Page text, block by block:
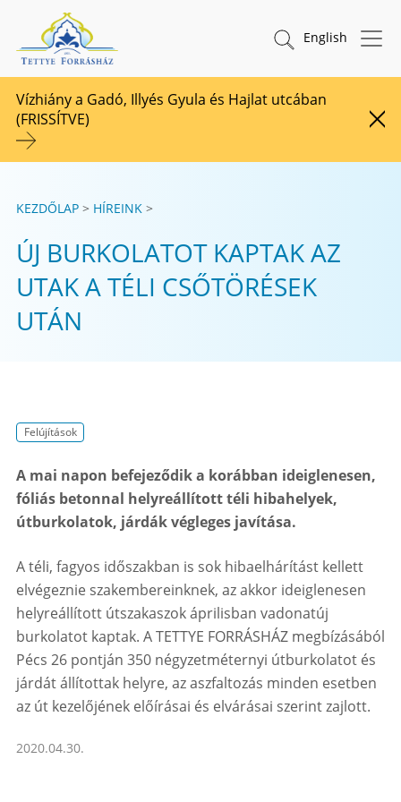
Tovább a tartalomhoz
TETTYE FORRÁSHÁZ Zrt. Keresés indítása
English
Vízhiány a Gadó, Illyés Gyula és Hajlat utcában
(FRISSÍTVE)
KEZDŐLAP HÍREINK
ÚJ BURKOLATOT KAPTAK AZ
UTAK A TÉLI CSŐTÖRÉSEK
UTÁN
Felújítások
A mai napon befejeződik a korábban ideiglenesen,
fóliás betonnal helyreállított téli hibahelyek,
útburkolatok, járdák végleges javítása.
A téli, fagyos időszakban is sok hibaelhárítást kellett
elvégeznie szakembereinknek, az akkor ideiglenesen
helyreállított útszakaszok áprilisban vadonatúj
burkolatot kaptak. A TETTYE FORRÁSHÁZ megbízásából
Pécs 26 pontján 350 négyzetméternyi útburkolatot és
járdát állítottak helyre, az aszfaltozás minden esetben
az út kezelőjének előírásai és elvárásai szerint zajlott.
2020.04.30.